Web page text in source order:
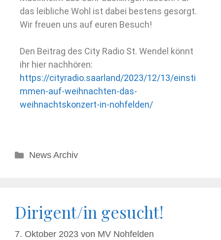
das leibliche Wohl ist dabei bestens gesorgt.
Wir freuen uns auf euren Besuch!
Den Beitrag des City Radio St. Wendel könnt
ihr hier nachhören:
https://cityradio.saarland/2023/12/13/einsti
mmen-auf-weihnachten-das-
weihnachtskonzert-in-nohfelden/
News Archiv
Dirigent/in gesucht!
7. Oktober 2023 von MV Nohfelden